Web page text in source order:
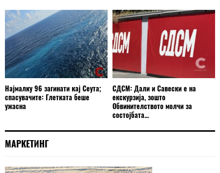
Најмалку 96 загинати кај Сеута;
спасувачите: Глетката беше
ужасна
СДСМ: Дали и Савески е на
екскурзија, зошто
Обвинителството молчи за
состојбата...
МАРКЕТИНГ